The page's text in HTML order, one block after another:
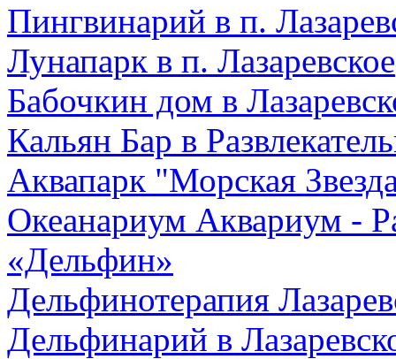
Пингвинарий в п.
Лунапарк в п. Лазаревское
Бабочкин дом в
Кальян Бар в
Аквапарк "Морская
Океанариум Аквариум -
«Дельфин»
Дельфинотерапия
Дельфинарий в